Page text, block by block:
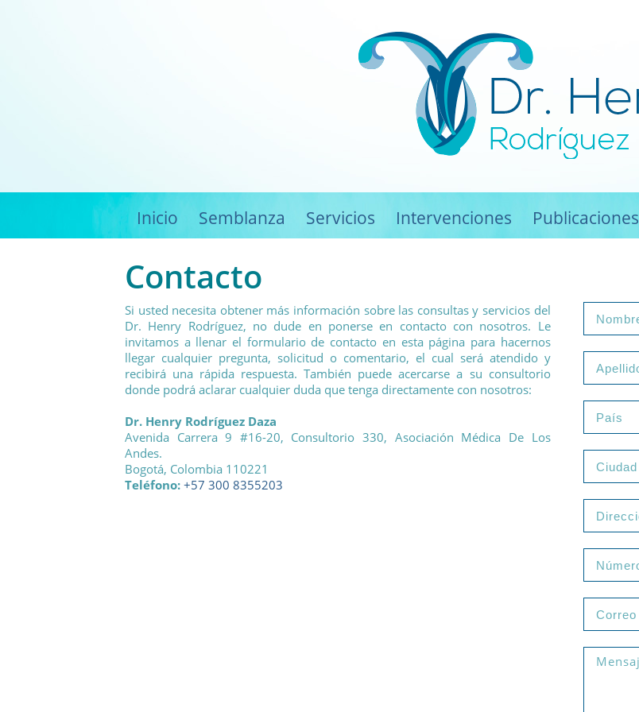
Inicio Semblanza Servicios Intervenciones Publicaciones
Contacto
Si usted necesita obtener más información sobre las consultas y servicios del
Dr. Henry Rodríguez, no dude en ponerse en contacto con nosotros. Le
invitamos a llenar el formulario de contacto en esta página para hacernos
llegar cualquier pregunta, solicitud o comentario, el cual será atendido y
recibirá una rápida respuesta. También puede acercarse a su consultorio
donde podrá aclarar cualquier duda que tenga directamente con nosotros:
Dr. Henry Rodríguez Daza
Avenida Carrera 9 #16-20, Consultorio 330, Asociación Médica De Los
Andes.
Bogotá, Colombia 110221
Teléfono: +57 300 8355203